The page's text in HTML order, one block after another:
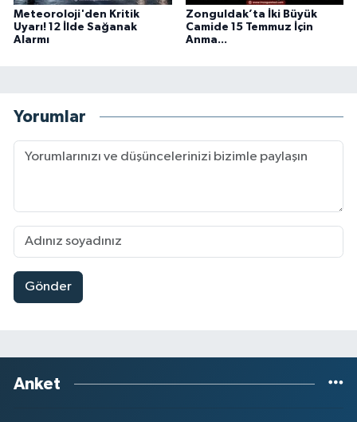
Meteoroloji'den Kritik
Uyarı! 12 İlde Sağanak
Alarmı
Zonguldak’ta İki Büyük
Camide 15 Temmuz İçin
Anma...
Yorumlar
Gönder
Anket